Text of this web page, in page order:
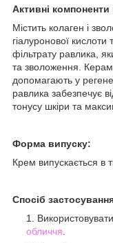
Активні компоненти
Містить колаген і
гіалуронової
фільтрату равлика,
та зволоження.
допомагають у
равлика забезпечує
тонусу шкіри та
Форма випуску:
Крем випускається в
Спосіб
обличчя